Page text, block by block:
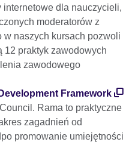
internetowe dla nauczycieli,
moderatorów z
w naszych kursach pozwoli
12 praktyk zawodowych
zawodowego
Framework
Rama to praktyczne
zagadnień od
promowanie umiejętności